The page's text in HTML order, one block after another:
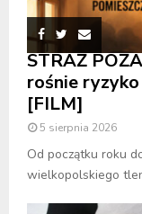
STRAŻ
rośnie
[FILM]
5 sierpnia 2026
Od początku roku
wielkopolskiego